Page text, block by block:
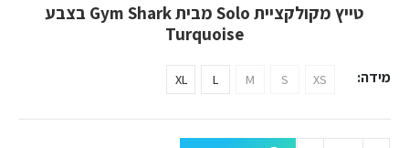
טייץ מקולקציית Solo מבית Gym Shark בצבע
Turquoise
מידה XS
S
M
L
XL